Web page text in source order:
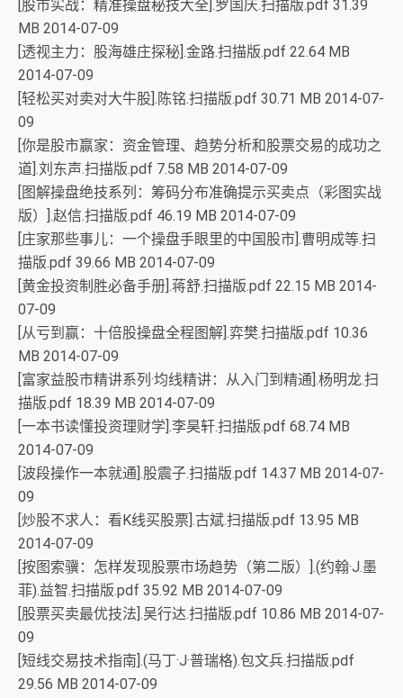
[股市实战：精准操盘秘技大全].罗国庆.扫描版.pdf 31.39
MB 2014-07-09
[透视主力：股海雄庄探秘].金路.扫描版.pdf 22.64 MB
2014-07-09
[轻松买对卖对大牛股].陈铭.扫描版.pdf 30.71 MB 2014-07-
09
[你是股市赢家：资金管理、趋势分析和股票交易的成功之
道].刘东声.扫描版.pdf 7.58 MB 2014-07-09
[图解操盘绝技系列：筹码分布准确提示买卖点（彩图实战
版）].赵信.扫描版.pdf 46.19 MB 2014-07-09
[庄家那些事儿：一个操盘手眼里的中国股市].曹明成等.扫
描版.pdf 39.66 MB 2014-07-09
[黄金投资制胜必备手册].蒋舒.扫描版.pdf 22.15 MB 2014-
07-09
[从亏到赢：十倍股操盘全程图解].弈樊.扫描版.pdf 10.36
MB 2014-07-09
[富家益股市精讲系列·均线精讲：从入门到精通].杨明龙.扫
描版.pdf 18.39 MB 2014-07-09
[一本书读懂投资理财学].李昊轩.扫描版.pdf 68.74 MB
2014-07-09
[波段操作一本就通].股震子.扫描版.pdf 14.37 MB 2014-07-
09
[炒股不求人：看K线买股票].古斌.扫描版.pdf 13.95 MB
2014-07-09
[按图索骥：怎样发现股票市场趋势（第二版）].(约翰·J.墨
菲).益智.扫描版.pdf 35.92 MB 2014-07-09
[股票买卖最优技法].吴行达.扫描版.pdf 10.86 MB 2014-07-
09
[短线交易技术指南].(马丁·J·普瑞格).包文兵.扫描版.pdf
29.56 MB 2014-07-09